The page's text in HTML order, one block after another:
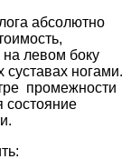
абсолютно
левом боку
ногами.
промежности
состояние